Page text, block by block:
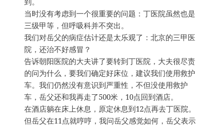
当时没有考虑到一个很重要的问题：丁医院虽然也是
三级甲等，但呼吸科并不突出。
我们对岳父的病症估计还是太乐观了：北京的三甲医
院，还治不好感冒？
告诉朝阳医院的大夫讲了要转到丁医院，大夫很尽责
的问为什么，要我们确定好床位，建议我们使用救护
车。我们仍然没有意识到严重性，不但没使用救护
车，岳父还和我再走了500米，10点回到酒店。
在酒店躺在床上休息，原定休息到12点再去丁医院。
但岳父在11点就哼哼，我问岳父感觉如何，岳父表示